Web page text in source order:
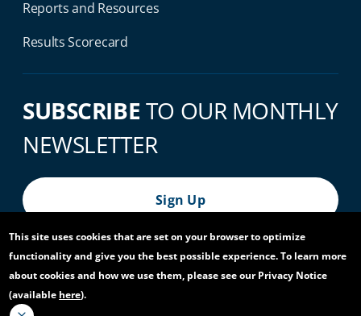
Reports and Resources
Results Scorecard
SUBSCRIBE TO OUR MONTHLY
NEWSLETTER
Sign Up
© 2026 World Bank Group, All Rights Reserved.
Footer Bottom Navigation
Privacy Notice
This site uses cookies that are set on your browser to optimize
functionality and give you the best possible experience. To learn more
about cookies and how we use them, please see our Privacy Notice
(available here).